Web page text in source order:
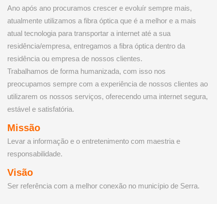
Ano após ano procuramos crescer e evoluír sempre mais,
atualmente utilizamos a fibra óptica que é a melhor e a mais
atual tecnologia para transportar a internet até a sua
residência/empresa, entregamos a fibra óptica dentro da
residência ou empresa de nossos clientes.
Trabalhamos de forma humanizada, com isso nos
preocupamos sempre com a experiência de nossos clientes ao
utilizarem os nossos serviços, oferecendo uma internet segura,
estável e satisfatória.
Missão
Levar a informação e o entretenimento com maestria e
responsabilidade.
Visão
Ser referência com a melhor conexão no município de Serra.